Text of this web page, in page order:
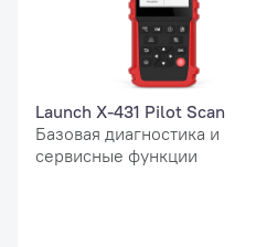
Launch X-431 Pilot Scan
Базовая диагностика и
сервисные функции